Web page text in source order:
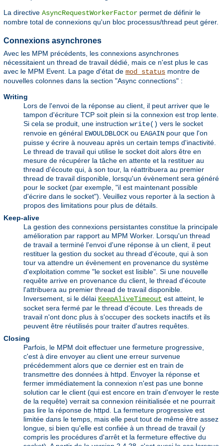
La directive AsyncRequestWorkerFactor permet de définir le
nombre total de connexions qu'un bloc processus/thread peut gérer.
Connexions asynchrones
Avec les MPM précédents, les connexions asynchrones
nécessitaient un thread de travail dédié, mais ce n'est plus le cas
avec le MPM Event. La page d'état de mod_status montre de
nouvelles colonnes dans la section "Async connections" :
Writing
Lors de l'envoi de la réponse au client, il peut arriver que le
tampon d'écriture TCP soit plein si la connexion est trop lente.
Si cela se produit, une instruction write() vers le socket
renvoie en général EWOULDBLOCK ou EAGAIN pour que l'on
puisse y écrire à nouveau après un certain temps d'inactivité.
Le thread de travail qui utilise le socket doit alors être en
mesure de récupérer la tâche en attente et la restituer au
thread d'écoute qui, à son tour, la réattribuera au premier
thread de travail disponible, lorsqu'un évènement sera généré
pour le socket (par exemple, "il est maintenant possible
d'écrire dans le socket"). Veuillez vous reporter à la section à
propos des limitations pour plus de détails.
Keep-alive
La gestion des connexions persistantes constitue la principale
amélioration par rapport au MPM Worker. Lorsqu'un thread
de travail a terminé l'envoi d'une réponse à un client, il peut
restituer la gestion du socket au thread d'écoute, qui à son
tour va attendre un évènement en provenance du système
d'exploitation comme "le socket est lisible". Si une nouvelle
requête arrive en provenance du client, le thread d'écoute
l'attribuera au premier thread de travail disponible.
Inversement, si le délai KeepAliveTimeout est atteint, le
socket sera fermé par le thread d'écoute. Les threads de
travail n'ont donc plus à s'occuper des sockets inactifs et ils
peuvent être réutilisés pour traiter d'autres requêtes.
Closing
Parfois, le MPM doit effectuer une fermeture progressive,
c'est à dire envoyer au client une erreur survenue
précédemment alors que ce dernier est en train de
transmettre des données à httpd. Envoyer la réponse et
fermer immédiatement la connexion n'est pas une bonne
solution car le client (qui est encore en train d'envoyer le reste
de la requête) verrait sa connexion réinitialisée et ne pourrait
pas lire la réponse de httpd. La fermeture progressive est
limitée dans le temps, mais elle peut tout de même être assez
longue, si bien qu'elle est confiée à un thread de travail (y
compris les procédures d'arrêt et la fermeture effective du